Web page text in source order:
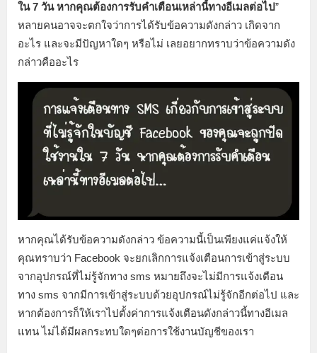
ใน 7 วัน หากคุณต้องการรับคำเตือนเหล่านี้ทางอีเมลต่อไป”
หลายคนอาจจะตกใจว่าการได้รับข้อความดังกล่าว เกิดจาก
อะไร และจะมีปัญหาใดๆ หรือไม่ เลยอยากทราบว่าข้อความดัง
กล่าวคืออะไร
หากคุณได้รับข้อความดังกล่าว ข้อความนี้เป็นเพียงแค่แจ้งให้
คุณทราบว่า Facebook จะยกเลิกการแจ้งเตือนการเข้าสู่ระบบ
จากอุปกรณ์ที่ไม่รู้จักทาง sms หมายถึงจะไม่มีการแจ้งเตือน
ทาง sms จากมีการเข้าสู่ระบบด้วยอุปกรณ์ไม่รู้จักอีกต่อไป และ
หากต้องการก็ให้เราไปตั้งค่าการแจ้งเตือนดังกล่าวนี้ทางอีเมล
แทน ไม่ได้มีผลกระทบใดๆต่อการใช้งานบัญชีของเรา